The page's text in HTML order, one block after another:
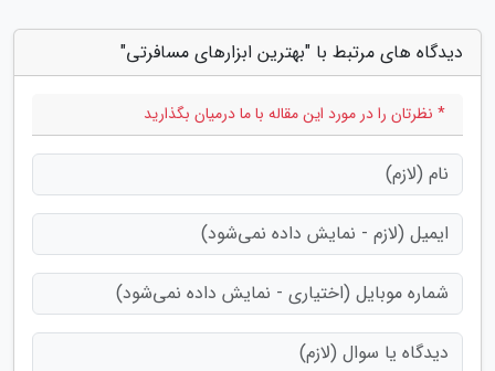
دیدگاه های مرتبط با "بهترین ابزارهای مسافرتی"
* نظرتان را در مورد این مقاله با ما درمیان بگذارید